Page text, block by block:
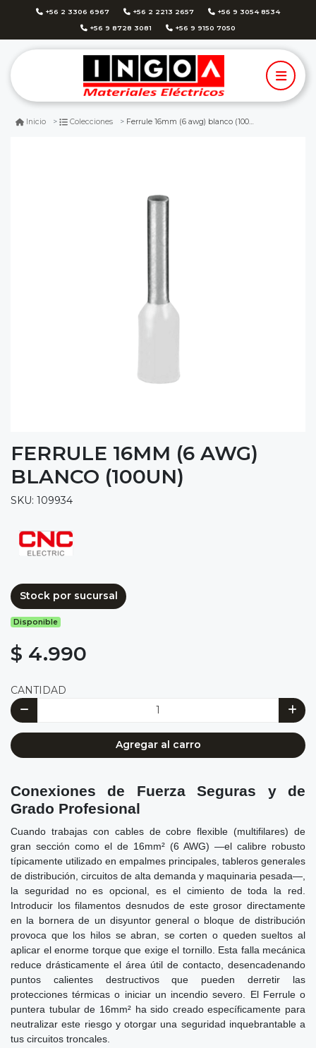
+56 2 3306 6967 +56 2 2213 2657 +56 9 3054 8534
+56 9 8728 3081 +56 9 9150 7050
Inicio Colecciones Ferrule 16mm (6 awg) blanco (100un)
FERRULE 16MM (6 AWG)
BLANCO (100UN)
SKU: 109934
Stock por sucursal
Disponible
$ 4.990
CANTIDAD
Agregar al carro
Conexiones de Fuerza Seguras y de
Grado Profesional
Cuando trabajas con cables de cobre flexible (multifilares) de
gran sección como el de 16mm² (6 AWG) —el calibre robusto
típicamente utilizado en empalmes principales, tableros generales
de distribución, circuitos de alta demanda y maquinaria pesada—,
la seguridad no es opcional, es el cimiento de toda la red.
Introducir los filamentos desnudos de este grosor directamente
en la bornera de un disyuntor general o bloque de distribución
provoca que los hilos se abran, se corten o queden sueltos al
aplicar el enorme torque que exige el tornillo. Esta falla mecánica
reduce drásticamente el área útil de contacto, desencadenando
puntos calientes destructivos que pueden derretir las
protecciones térmicas o iniciar un incendio severo. El Ferrule o
puntera tubular de 16mm² ha sido creado específicamente para
neutralizar este riesgo y otorgar una seguridad inquebrantable a
tus circuitos troncales.